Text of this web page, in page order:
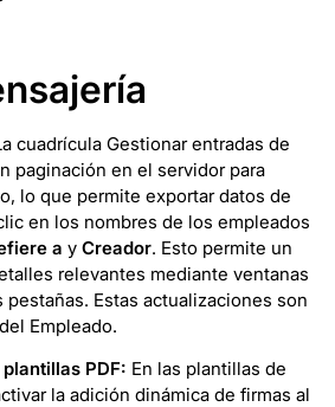
cuadrícula Gestionar entradas de
paginación en el servidor para
lo que permite exportar datos de
en los nombres de los empleados
a y Creador. Esto permite un
relevantes mediante ventanas
Estas actualizaciones son
Empleado.
PDF: En las plantillas de
la adición dinámica de firmas al